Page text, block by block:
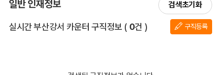
일반 인재정보 검색초기화
실시간 부산강서 카운터 구직정보 전체 목록
( 0건 ) 구직등록